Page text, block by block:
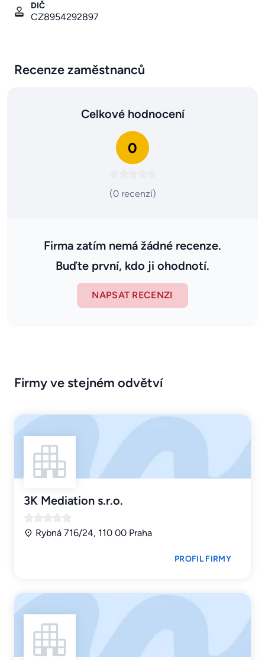
DIČ
CZ8954292897
Recenze zaměstnanců
Celkové hodnocení
0
(0 recenzí)
Firma zatím nemá žádné recenze.
Buďte první, kdo ji ohodnotí.
NAPSAT RECENZI
Firmy ve stejném odvětví
3K Mediation s.r.o.
Rybná 716/24, 110 00 Praha
PROFIL FIRMY